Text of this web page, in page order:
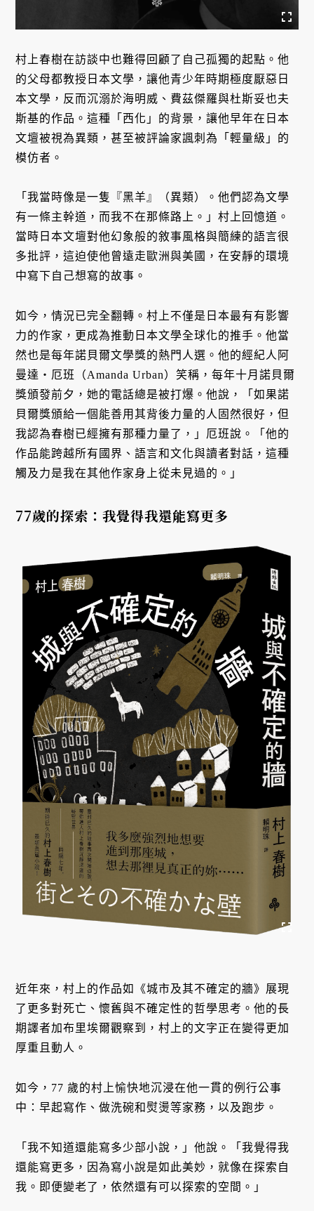
村上春樹在訪談中也難得回顧了自己孤獨的起點。他
的父母都教授日本文學，讓他青少年時期極度厭惡日
本文學，反而沉溺於海明威、費茲傑羅與杜斯妥也夫
斯基的作品。這種「西化」的背景，讓他早年在日本
文壇被視為異類，甚至被評論家諷刺為「輕量級」的
模仿者。
「我當時像是一隻『黑羊』（異類）。他們認為文學
有一條主幹道，而我不在那條路上。」村上回憶道。
當時日本文壇對他幻象般的敘事風格與簡練的語言很
多批評，這迫使他曾遠走歐洲與美國，在安靜的環境
中寫下自己想寫的故事。
如今，情況已完全翻轉。村上不僅是日本最有有影響
力的作家，更成為推動日本文學全球化的推手。他當
然也是每年諾貝爾文學獎的熱門人選。他的經紀人阿
曼達・厄班（Amanda Urban）笑稱，每年十月諾貝爾
獎頒發前夕，她的電話總是被打爆。他說，「如果諾
貝爾獎頒給一個能善用其背後力量的人固然很好，但
我認為春樹已經擁有那種力量了，」厄班說。「他的
作品能跨越所有國界、語言和文化與讀者對話，這種
觸及力是我在其他作家身上從未見過的。」
77歲的探索：我覺得我還能寫更多
近年來，村上的作品如《城市及其不確定的牆》展現
了更多對死亡、懷舊與不確定性的哲學思考。他的長
期譯者加布里埃爾觀察到，村上的文字正在變得更加
厚重且動人。
如今，77 歲的村上愉快地沉浸在他一貫的例行公事
中：早起寫作、做洗碗和熨燙等家務，以及跑步。
「我不知道還能寫多少部小說，」他說。「我覺得我
還能寫更多，因為寫小說是如此美妙，就像在探索自
我。即便變老了，依然還有可以探索的空間。」